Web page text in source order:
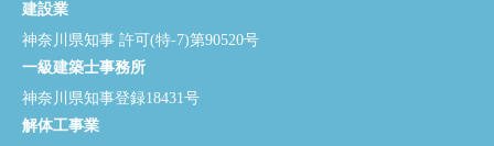
建設業
神奈川県知事 許可(特-7)第90520号
一級建築士事務所
神奈川県知事登録18431号
解体工事業